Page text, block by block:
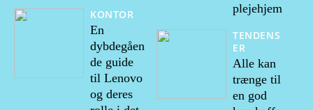
KONTOR
En
dybdegåen
de guide
til Lenovo
og deres
plejehjem
TENDENS
ER
Alle kan
trænge til
en god